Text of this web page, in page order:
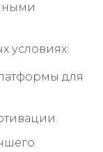
условиях:
для